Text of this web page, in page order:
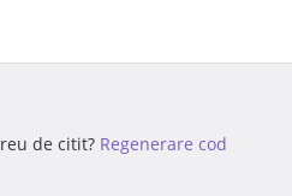
de citit? Regenerare cod